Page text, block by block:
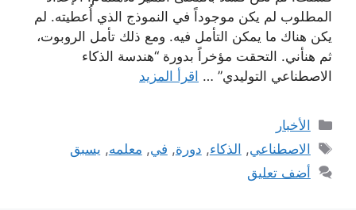
المطلوب لم يكن موجوداً في النموذج الذي أُعطيته. لم
يكن هناك ما يمكن التأمل فيه. ومع ذلك تأمل الروبوت،
ثم هنأني. التحقت مؤخراً بدورة “هندسة الذكاء
الاصطناعي التوليدي” … اقرأ المزيد
التصنيفات
الأخبار
الوسوم
الاصطناعي, الذكاء, دورة, في, معلمه, يسبق
أضف تعليق